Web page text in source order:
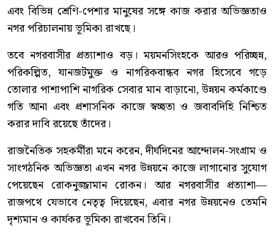
এবং বিভিন্ন শ্রেণি-পেশার মানুষের সঙ্গে কাজ করার অভিজ্ঞতাও
নগর পরিচালনায় ভূমিকা রাখছে।
তবে নগরবাসীর প্রত্যাশাও বড়। ময়মনসিংহকে আরও পরিচ্ছন্ন,
পরিকল্পিত, যানজটমুক্ত ও নাগরিকবান্ধব নগর হিসেবে গড়ে
তোলার পাশাপাশি নাগরিক সেবার মান বাড়ানো, উন্নয়ন কর্মকাণ্ডে
গতি আনা এবং প্রশাসনিক কাজে স্বচ্ছতা ও জবাবদিহি নিশ্চিত
করার দাবি রয়েছে তাঁদের।
রাজনৈতিক সহকর্মীরা মনে করেন, দীর্ঘদিনের আন্দোলন-সংগ্রাম ও
সাংগঠনিক অভিজ্ঞতা এখন নগর উন্নয়নে কাজে লাগানোর সুযোগ
পেয়েছেন রোকনুজ্জামান রোকন। আর নগরবাসীর প্রত্যাশা—
রাজপথে যেভাবে নেতৃত্ব দিয়েছেন, এবার নগর উন্নয়নেও তেমনি
দৃশ্যমান ও কার্যকর ভূমিকা রাখবেন তিনি।